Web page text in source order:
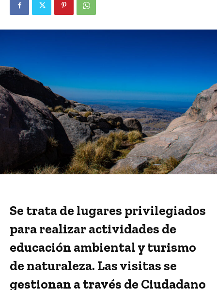
Se trata de lugares privilegiados
para realizar actividades de
educación ambiental y turismo
de naturaleza. Las visitas se
gestionan a través de Ciudadano